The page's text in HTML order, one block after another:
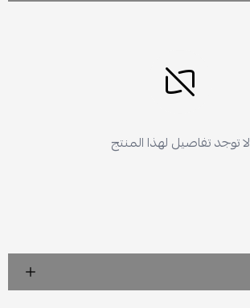
لا توجد تفاصيل لهذا المنتج